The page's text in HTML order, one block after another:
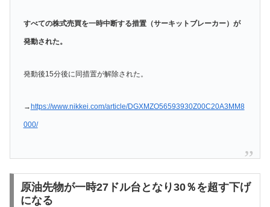
すべての株式売買を一時中断する措置（サーキットブレーカー）が
発動された。
発動後15分後に同措置が解除された。
→ https://www.nikkei.com/article/DGXMZO56593930Z00C20A3MM8
000/
原油先物が一時27ドル台となり30％を超す下げ
になる